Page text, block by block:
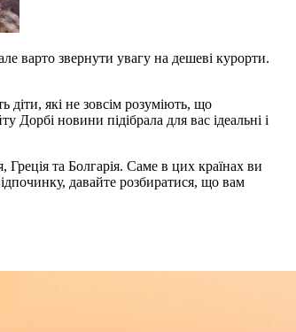
варто звернути увагу на дешеві курорти.
які не зовсім розуміють, що
новини підібрала для вас ідеальні і
та Болгарія. Саме в цих країнах ви
давайте розбиратися, що вам